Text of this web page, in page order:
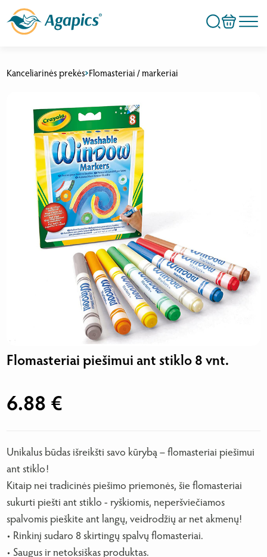
Kanceliarinės prekės Flomasteriai / markeriai
Flomasteriai piešimui ant stiklo 8 vnt.
6.88 €
Unikalus būdas išreikšti savo kūrybą – flomasteriai piešimui
ant stiklo!
Kitaip nei tradicinės piešimo priemonės, šie flomasteriai
sukurti piešti ant stiklo - ryškiomis, neperšviečiamos
spalvomis pieškite ant langų, veidrodžių ar net akmenų!
• Rinkinį sudaro 8 skirtingų spalvų flomasteriai.
• Saugus ir netoksiškas produktas.